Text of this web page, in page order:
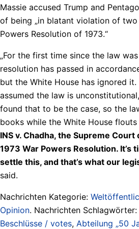
Massie accused Trump and
of being „in blatant violation of
Powers Resolution of 1973.“
„For the first time since the law
resolution has passed in
but the White House has ignored it.
assumed the law is
found that to be the case, so the
books while the White House flouts
INS v. Chadha, the Supreme
1973 War Powers Resolution. It’s
settle this, and that’s what our
said.
Nachrichten Kategorie:
Opinion. Nachrichten Schlagwörter:
Beschlüsse / votes, Abteilung „50